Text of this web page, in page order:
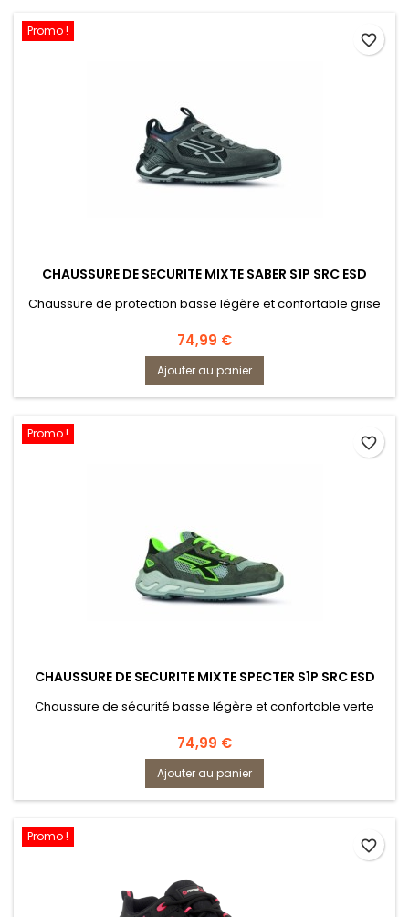
Promo !
CHAUSSURE DE SECURITE MIXTE SABER S1P SRC ESD
Chaussure de protection basse légère et confortable grise
Prix
74,99 €
Ajouter au panier
favorite_border
Promo !
CHAUSSURE DE SECURITE MIXTE SPECTER S1P SRC ESD
Chaussure de sécurité basse légère et confortable verte
Prix
74,99 €
Ajouter au panier
favorite_border
Promo !
favorite_border